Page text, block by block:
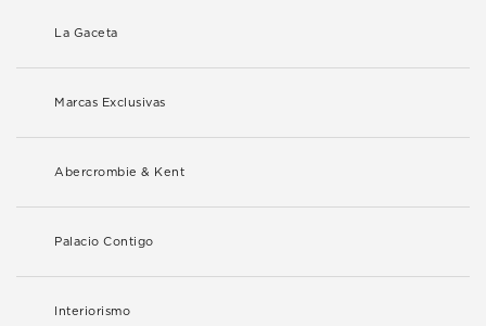
La Gaceta
Marcas Exclusivas
Abercrombie & Kent
Palacio Contigo
Interiorismo